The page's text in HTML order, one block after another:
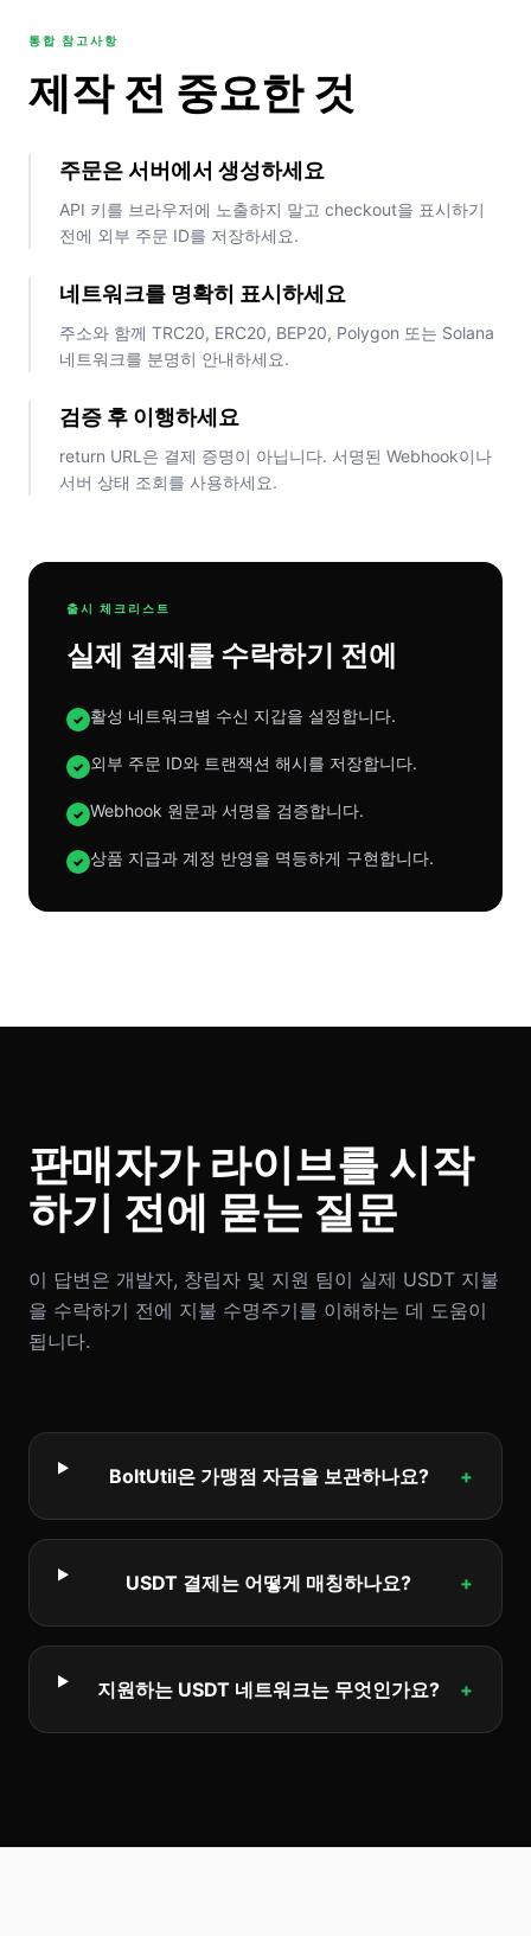
통합 참고사항
제작 전 중요한 것
주문은 서버에서 생성하세요
API 키를 브라우저에 노출하지 말고 checkout을 표시하기
전에 외부 주문 ID를 저장하세요.
네트워크를 명확히 표시하세요
주소와 함께 TRC20, ERC20, BEP20, Polygon 또는 Solana
네트워크를 분명히 안내하세요.
검증 후 이행하세요
return URL은 결제 증명이 아닙니다. 서명된 Webhook이나
서버 상태 조회를 사용하세요.
출시 체크리스트
실제 결제를 수락하기 전에
✓ 활성 네트워크별 수신 지갑을 설정합니다.
✓ 외부 주문 ID와 트랜잭션 해시를 저장합니다.
✓ Webhook 원문과 서명을 검증합니다.
✓ 상품 지급과 계정 반영을 멱등하게 구현합니다.
판매자가 라이브를 시작
하기 전에 묻는 질문
이 답변은 개발자, 창립자 및 지원 팀이 실제 USDT 지불
을 수락하기 전에 지불 수명주기를 이해하는 데 도움이
됩니다.
BoltUtil은 가맹점 자금을 보관하나요? +
USDT 결제는 어떻게 매칭하나요? +
지원하는 USDT 네트워크는 무엇인가요? +